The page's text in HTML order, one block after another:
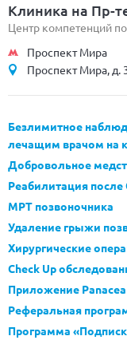
Клиника на Пр-
Центр компетенций
Проспект Мира
Проспект Мира, д.
Безлимитное
лечащим врачом на
Добровольное
Реабилитация после
МРТ позвоночника
Удаление грыжи
Хирургические
Check Up
Приложение Panacea
Реферальная
Программа